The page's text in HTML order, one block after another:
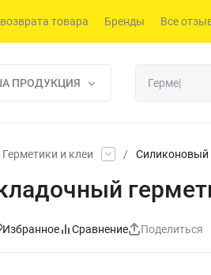
товара Бренды Все
ПРОДУКЦИЯ
Герметики и клеи / Силиконовый
Избранное Сравнение Поделиться